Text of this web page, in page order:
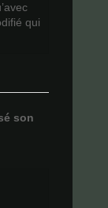
qui
son